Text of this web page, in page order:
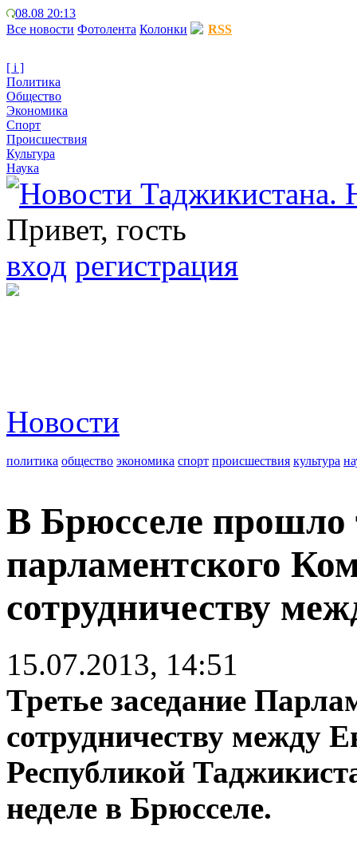
08.08 20:13
Все новости Фотолента Колонки RSS
[ i ]
Политика
Общество
Экономика
Спорт
Происшествия
Культура
Наука
Привет, гость
вход регистрация
Новости
политика общество экономика спорт происшествия культура
В Брюсселе прошло
парламентского
сотрудничеству
15.07.2013, 14:51
Третье заседание
сотрудничеству между
Республикой
неделе в Брюсселе.